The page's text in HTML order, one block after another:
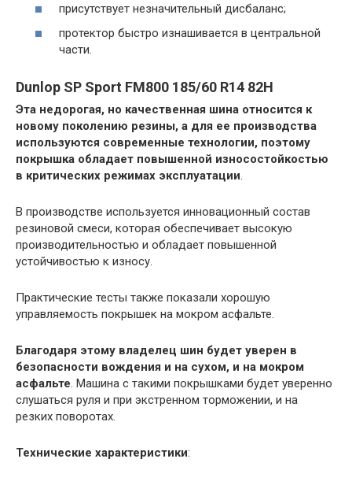
присутствует незначительный дисбаланс;
протектор быстро изнашивается в центральной
части.
Dunlop SP Sport FM800 185/60 R14 82H
Эта недорогая, но качественная шина относится к
новому поколению резины, а для ее производства
используются современные технологии, поэтому
покрышка обладает повышенной износостойкостью
в критических режимах эксплуатации.
В производстве используется инновационный состав
резиновой смеси, которая обеспечивает высокую
производительностью и обладает повышенной
устойчивостью к износу.
Практические тесты также показали хорошую
управляемость покрышек на мокром асфальте.
Благодаря этому владелец шин будет уверен в
безопасности вождения и на сухом, и на мокром
асфальте. Машина с такими покрышками будет уверенно
слушаться руля и при экстренном торможении, и на
резких поворотах.
Технические характеристики: